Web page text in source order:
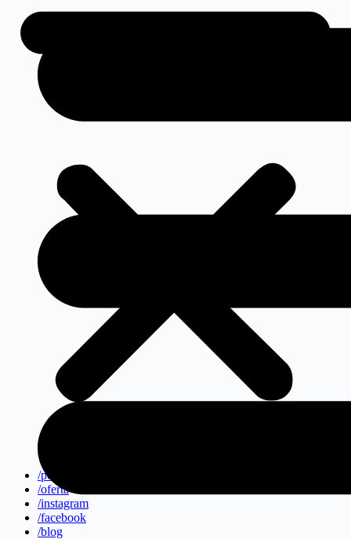
/portfolio
/oferta
/instagram
/facebook
/blog